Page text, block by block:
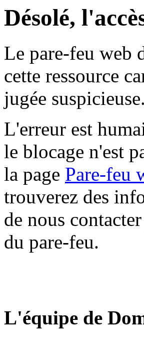
Désolé,
Le pare-feu web
cette ressource
jugée suspicieuse.
L'erreur est
le blocage n'est
la page Pare-feu
trouverez des
de nous
du pare-feu.
L'équipe de